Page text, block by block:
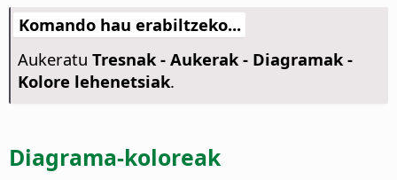
Komando hau erabiltzeko...
Aukeratu Tresnak - Aukerak- Diagramak -
Kolore lehenetsiak.
Diagrama-koloreak